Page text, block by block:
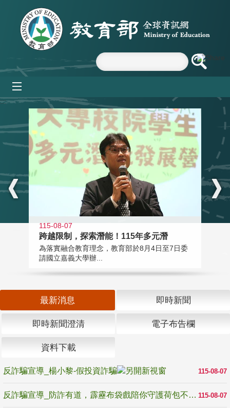
跳到主要內容區塊
:::
115-08-07
跨越限制，探索潛能！115年多元潛
為落實融合教育理念，教育部於8月4日至7日委
請國立嘉義大學辦...
最新消息 即時新聞
即時新聞澄清 電子布告欄
資料下載
115-08-07
反詐騙宣導_楊小黎-假投資詐騙
115-08-07
反詐騙宣導_防詐有道，霹靂布袋戲陪你守護荷包不受騙